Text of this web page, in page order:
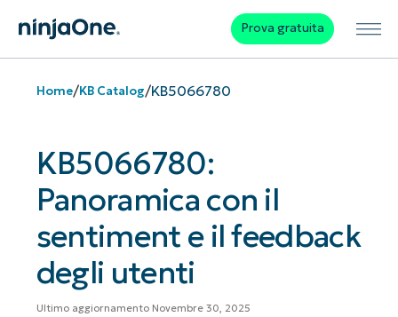
Prova gratuita
Home/KB Catalog/KB5066780
KB5066780:
Panoramica con il
sentiment e il feedback
degli utenti
Ultimo aggiornamento Novembre 30, 2025